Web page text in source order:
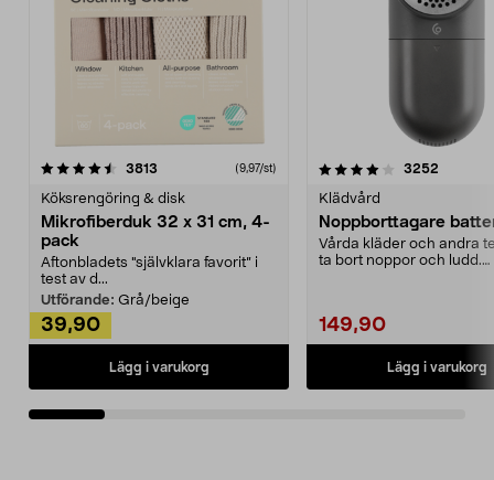
3813 (9,97/st)
Köksrengöring & disk
Mikrofiberduk 32 x 31 cm, 4-
pack
Aftonbladets "självklara favorit” i
test av d...
Utförande: Grå/beige
39,90
Lägg i varukorg
4.0av 5 stjärnor 3252
Klädvård
Noppborttagare
Vårda kläder och andra
ta bort noppor och ludd.
149,90
Lägg i varukorg
4.5av 5 stjärnor